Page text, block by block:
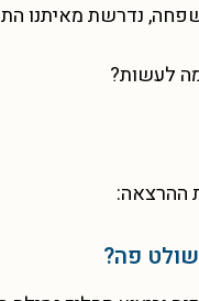
נדרשת מאיתנו
לעשות?
ההרצאה:
פה?